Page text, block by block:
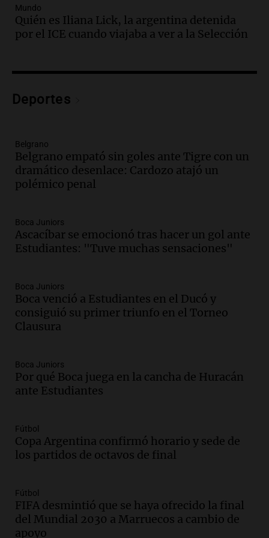
Audio.
un pozo de 17 metros en Nueva Córdoba
Panorama Federal
Audio.Lanzamiento del Tigo 7 CSH: el
al mercado argentino
Audio.
Mundial de Natación de Invierno con
récords y atletas de 20 países
Amamos Argentina
Audio.
accidente fatal en San Luis dejó tres
jóvenes muertos y un herido grave
Audio.
Historiador de la UBA celebró la
marcha atrás en la Ley de Tierras:
“Frenamos un saqueo de recursos”
Amamos Argentina
Audio.
Federal Sancor Seguros y adelantó su
nuevo tema a Cadena 3 Rosario.
Audio.
Cierre del Paso Internacional
Cristo Redentor por acumulación de
nieve se extiende a 22 días
Episodios
Audio.Estudiantes de Italia realizan
prácticas docentes en Córdoba para
enriquecer su formación educativa
Mundo
Quién es Iliana Lick, la argentina detenida
por el ICE cuando viajaba a ver a la Selección
Deportes
Belgrano
Belgrano empató sin goles ante Tigre con un
dramático desenlace: Cardozo atajó un
polémico penal
Boca Juniors
Ascacíbar se emocionó tras hacer un gol ante
Estudiantes: "Tuve muchas sensaciones"
Boca Juniors
Boca venció a Estudiantes en el Ducó y
consiguió su primer triunfo en el Torneo
Clausura
Boca Juniors
Por qué Boca juega en la cancha de Huracán
ante Estudiantes
Fútbol
Copa Argentina confirmó horario y sede de
los partidos de octavos de final
Fútbol
FIFA desmintió que se haya ofrecido la final
del Mundial 2030 a Marruecos a cambio de
apoyo